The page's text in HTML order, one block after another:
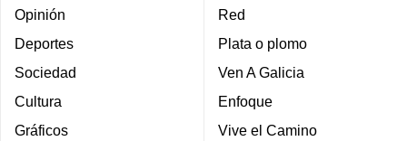
Opinión
Deportes
Sociedad
Cultura
Gráficos
Red
Plata o plomo
Ven A Galicia
Enfoque
Vive el Camino